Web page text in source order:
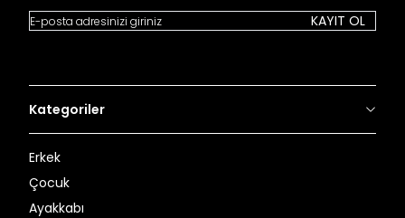
KAYIT OL
Kategoriler
Erkek
Çocuk
Ayakkabı